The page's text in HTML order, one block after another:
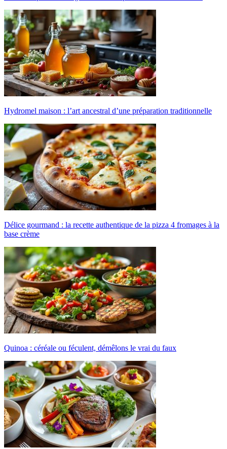
Hydromel maison : l’art ancestral d’une préparation traditionnelle
Délice gourmand : la recette authentique de la pizza 4 fromages à la
base crème
Quinoa : céréale ou féculent, démêlons le vrai du faux